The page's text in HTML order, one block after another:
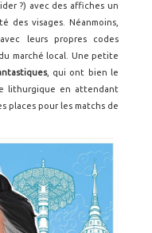
?) avec des affiches un
des visages. Néanmoins,
leurs propres codes
marché local. Une petite
, qui ont bien le
lithurgique en attendant
places pour les matchs de